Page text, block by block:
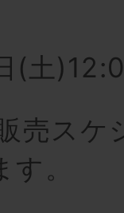
(土
売スケ
。